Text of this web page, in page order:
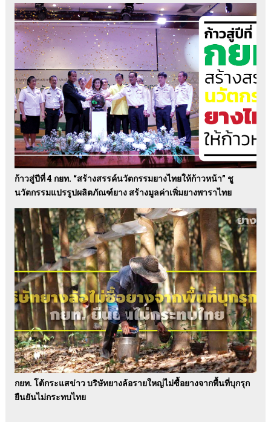
ก้าวสู่ปีที่ 4 กยท. “สร้างสรรค์นวัตกรรมยางไทยให้ก้าวหน้า” ชู
นวัตกรรมแปรรูปผลิตภัณฑ์ยาง สร้างมูลค่าเพิ่มยางพาราไทย
กยท. โต้กระแสข่าว บริษัทยางล้อรายใหญ่ไม่ซื้อยางจากพื้นที่บุกรุก
ยืนยันไม่กระทบไทย